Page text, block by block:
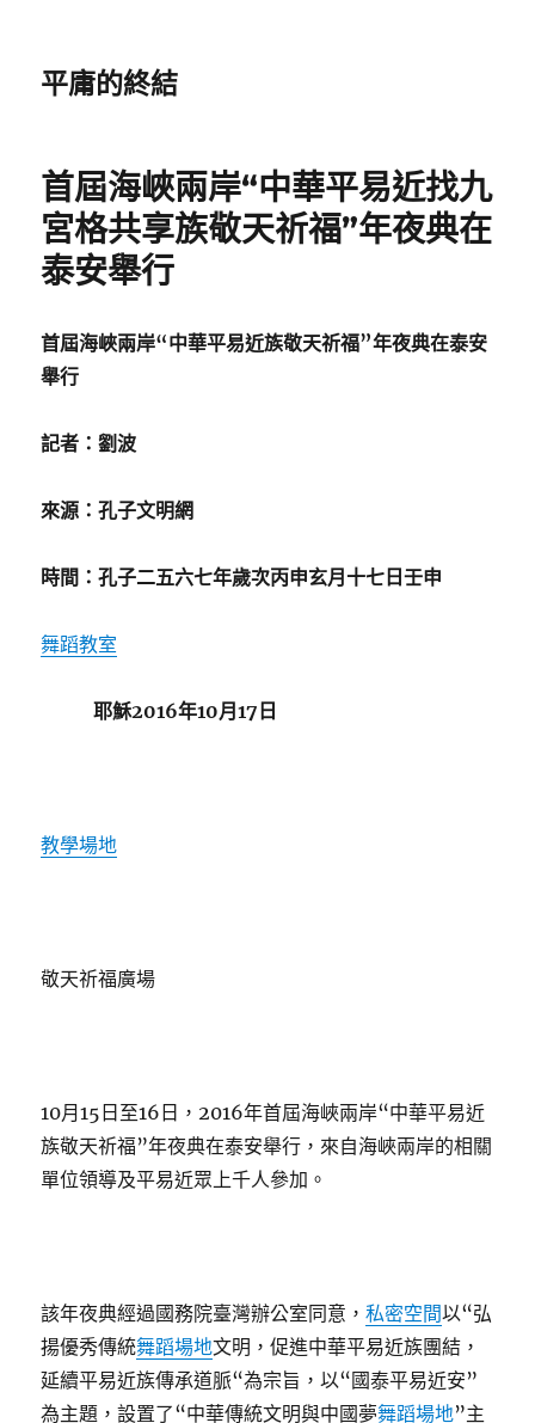
平庸的終結
首屆海峽兩岸“中華平易近找九
宮格共享族敬天祈福”年夜典在
泰安舉行
首屆海峽兩岸“中華平易近族敬天祈福”年夜典在泰安
舉行
記者：劉波
來源：孔子文明網
時間：孔子二五六七年歲次丙申玄月十七日壬申
舞蹈教室
耶穌2016年10月17日
教學場地
敬天祈福廣場
10月15日至16日，2016年首屆海峽兩岸“中華平易近
族敬天祈福”年夜典在泰安舉行，來自海峽兩岸的相關
單位領導及平易近眾上千人參加。
該年夜典經過國務院臺灣辦公室同意，私密空間以“弘
揚優秀傳統舞蹈場地文明，促進中華平易近族團結，
延續平易近族傳承道脈“為宗旨，以“國泰平易近安”
為主題，設置了“中華傳統文明與中國夢舞蹈場地”主